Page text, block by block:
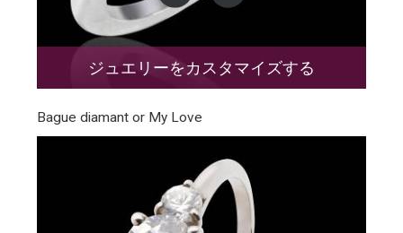
ジュエリーをカスタマイズする
Bague diamant or My Love